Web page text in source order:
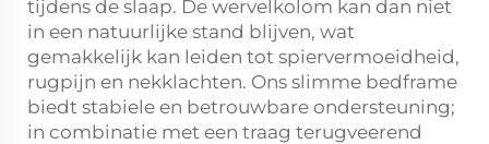
tijdens de slaap. De wervelkolom kan dan niet
in een natuurlijke stand blijven, wat
gemakkelijk kan leiden tot spiervermoeidheid,
rugpijn en nekklachten. Ons slimme bedframe
biedt stabiele en betrouwbare ondersteuning;
in combinatie met een traag terugveerend